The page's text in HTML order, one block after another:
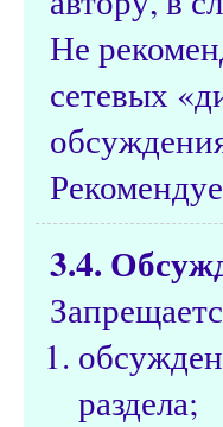
Не
сетевых
3.4.
раздела;